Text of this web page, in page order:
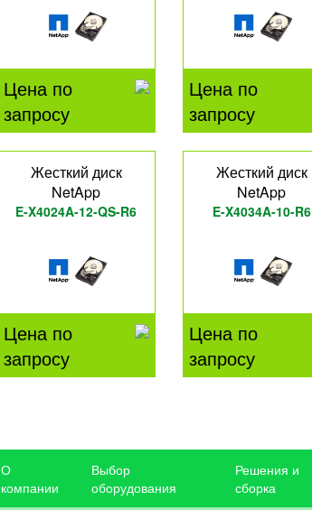
Цена по
запросу
Цена по
запросу
Жесткий диск
NetApp
E-X4024A-12-QS-R6
Цена по
запросу
Жесткий диск
NetApp
E-X4034A-10-R6
Цена по
запросу
О
компании
Выбор
оборудования
Решения и
сборка